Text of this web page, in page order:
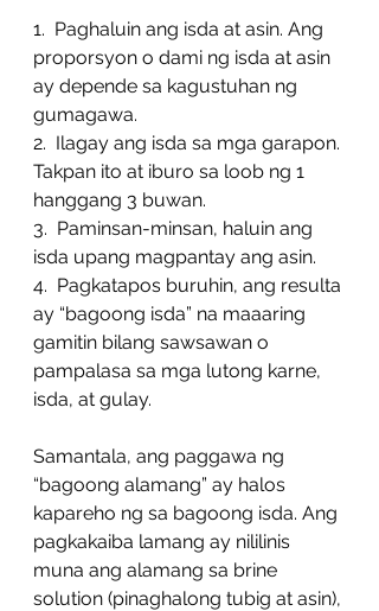
1.  Paghaluin ang isda at asin. Ang
proporsyon o dami ng isda at asin
ay depende sa kagustuhan ng
gumagawa.
2.  Ilagay ang isda sa mga garapon.
Takpan ito at iburo sa loob ng 1
hanggang 3 buwan.
3.  Paminsan-minsan, haluin ang
isda upang magpantay ang asin.
4.  Pagkatapos buruhin, ang resulta
ay “bagoong isda” na maaaring
gamitin bilang sawsawan o
pampalasa sa mga lutong karne,
isda, at gulay.
Samantala, ang paggawa ng
“bagoong alamang” ay halos
kapareho ng sa bagoong isda. Ang
pagkakaiba lamang ay nililinis
muna ang alamang sa brine
solution (pinaghalong tubig at asin),